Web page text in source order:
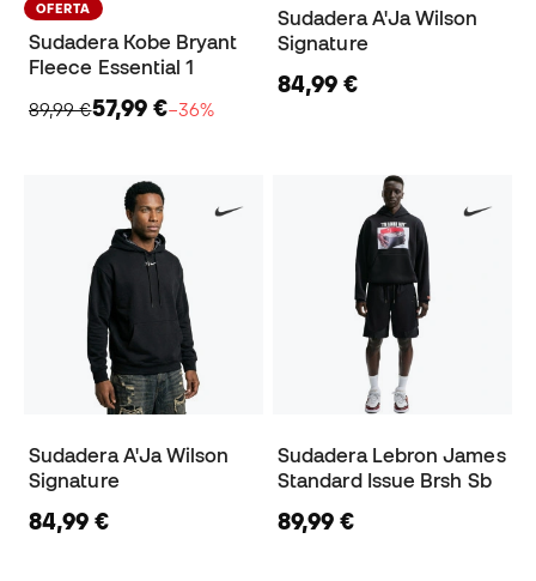
OFERTA
Sudadera Kobe Bryant
Fleece Essential 1
89,99 €57,99 €−36%
Sudadera A'Ja Wilson
Signature
84,99 €
Sudadera A'Ja Wilson
Signature
84,99 €
Sudadera Lebron James
Standard Issue Brsh Sb
89,99 €